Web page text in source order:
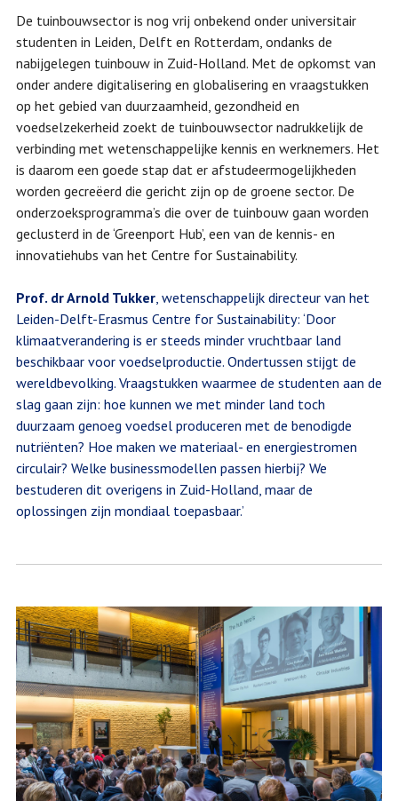
De tuinbouwsector is nog vrij onbekend onder universitair
studenten in Leiden, Delft en Rotterdam, ondanks de
nabijgelegen tuinbouw in Zuid-Holland. Met de opkomst van
onder andere digitalisering en globalisering en vraagstukken
op het gebied van duurzaamheid, gezondheid en
voedselzekerheid zoekt de tuinbouwsector nadrukkelijk de
verbinding met wetenschappelijke kennis en werknemers. Het
is daarom een goede stap dat er afstudeermogelijkheden
worden gecreëerd die gericht zijn op de groene sector. De
onderzoeksprogramma’s die over de tuinbouw gaan worden
geclusterd in de ‘Greenport Hub’, een van de kennis- en
innovatiehubs van het Centre for Sustainability.
Prof. dr Arnold Tukker, wetenschappelijk directeur van het
Leiden-Delft-Erasmus Centre for Sustainability: ‘Door
klimaatverandering is er steeds minder vruchtbaar land
beschikbaar voor voedselproductie. Ondertussen stijgt de
wereldbevolking. Vraagstukken waarmee de studenten aan de
slag gaan zijn: hoe kunnen we met minder land toch
duurzaam genoeg voedsel produceren met de benodigde
nutriënten? Hoe maken we materiaal- en energiestromen
circulair? Welke businessmodellen passen hierbij? We
bestuderen dit overigens in Zuid-Holland, maar de
oplossingen zijn mondiaal toepasbaar.’